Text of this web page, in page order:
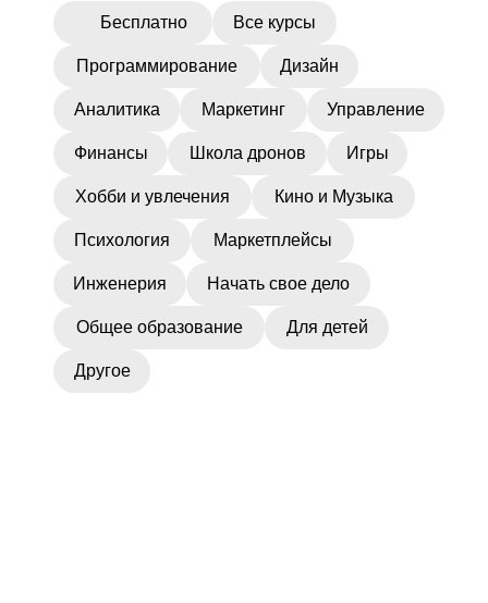
Бесплатно Все курсы
Программирование Дизайн
Аналитика Маркетинг Управление
Финансы Школа дронов Игры
Хобби и увлечения Кино и Музыка
Психология Маркетплейсы
Инженерия Начать свое дело
Общее образование Для детей
Другое
мечты